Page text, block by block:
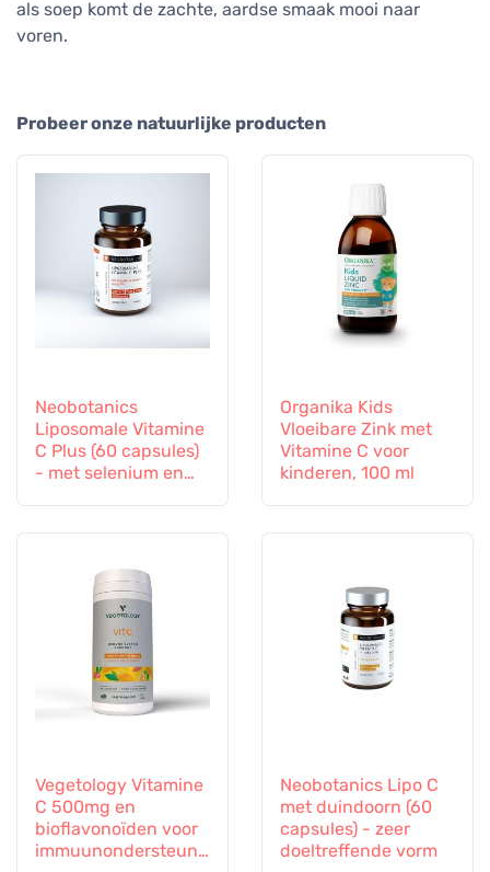
als soep komt de zachte, aardse smaak mooi naar
voren.
Probeer onze natuurlijke producten
Neobotanics
Liposomale Vitamine
C Plus (60 capsules)
- met selenium en
Organika Kids
Vloeibare Zink met
Vitamine C voor
kinderen, 100 ml
Vegetology Vitamine
C 500mg en
bioflavonoïden voor
immuunondersteuni
Neobotanics Lipo C
met duindoorn (60
capsules) - zeer
doeltreffende vorm